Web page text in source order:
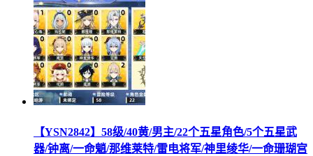
【YSN2842】58级/40黄/男主/22个五星角色/5个五星武
器/钟离/一命魈/那维莱特/雷电将军/神里绫华/一命珊瑚宫